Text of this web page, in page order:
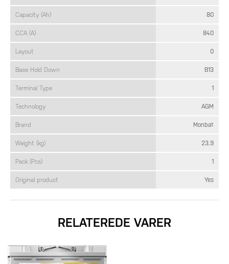
Capacity (Ah) 80
CCA (A) 840
Layout 0
Base Hold Down B13
Terminal Type 1
Technology AGM
Brand Monbat
Weight (kg) 23.9
Pack (Pcs) 1
Original product Yes
RELATEREDE VARER